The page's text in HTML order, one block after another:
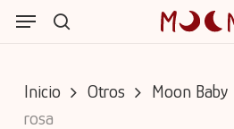
Menu
Inicio Otros Moon Baby
rosa
Menu